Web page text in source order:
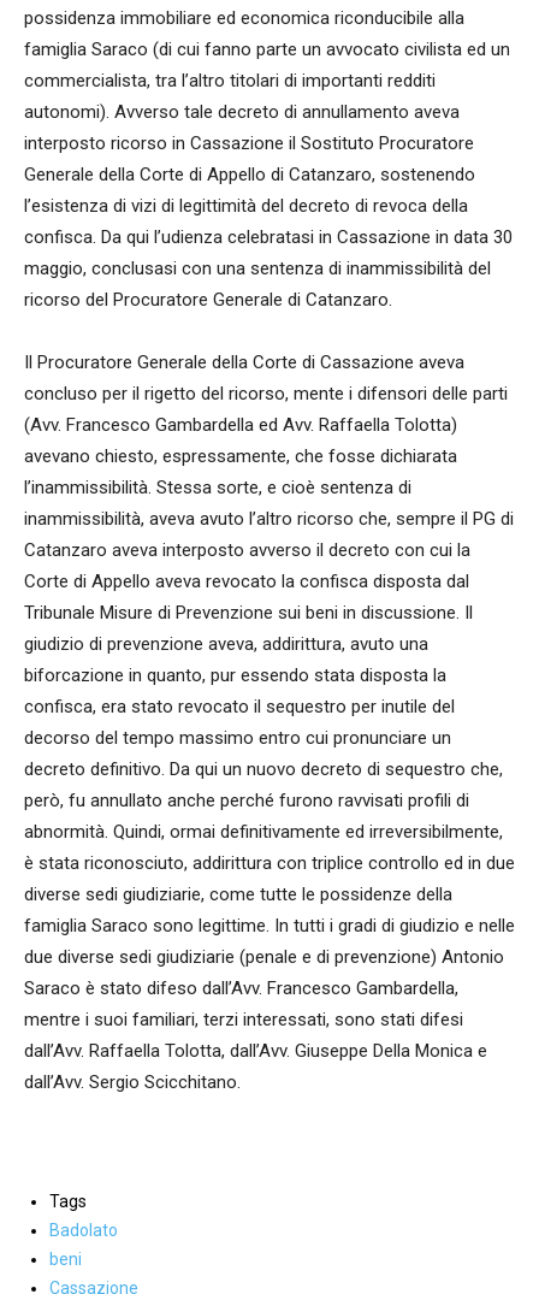
possidenza immobiliare ed economica riconducibile alla
famiglia Saraco (di cui fanno parte un avvocato civilista ed un
commercialista, tra l’altro titolari di importanti redditi
autonomi). Avverso tale decreto di annullamento aveva
interposto ricorso in Cassazione il Sostituto Procuratore
Generale della Corte di Appello di Catanzaro, sostenendo
l’esistenza di vizi di legittimità del decreto di revoca della
confisca. Da qui l’udienza celebratasi in Cassazione in data 30
maggio, conclusasi con una sentenza di inammissibilità del
ricorso del Procuratore Generale di Catanzaro.
Il Procuratore Generale della Corte di Cassazione aveva
concluso per il rigetto del ricorso, mente i difensori delle parti
(Avv. Francesco Gambardella ed Avv. Raffaella Tolotta)
avevano chiesto, espressamente, che fosse dichiarata
l’inammissibilità. Stessa sorte, e cioè sentenza di
inammissibilità, aveva avuto l’altro ricorso che, sempre il PG di
Catanzaro aveva interposto avverso il decreto con cui la
Corte di Appello aveva revocato la confisca disposta dal
Tribunale Misure di Prevenzione sui beni in discussione. Il
giudizio di prevenzione aveva, addirittura, avuto una
biforcazione in quanto, pur essendo stata disposta la
confisca, era stato revocato il sequestro per inutile del
decorso del tempo massimo entro cui pronunciare un
decreto definitivo. Da qui un nuovo decreto di sequestro che,
però, fu annullato anche perché furono ravvisati profili di
abnormità. Quindi, ormai definitivamente ed irreversibilmente,
è stata riconosciuto, addirittura con triplice controllo ed in due
diverse sedi giudiziarie, come tutte le possidenze della
famiglia Saraco sono legittime. In tutti i gradi di giudizio e nelle
due diverse sedi giudiziarie (penale e di prevenzione) Antonio
Saraco è stato difeso dall’Avv. Francesco Gambardella,
mentre i suoi familiari, terzi interessati, sono stati difesi
dall’Avv. Raffaella Tolotta, dall’Avv. Giuseppe Della Monica e
dall’Avv. Sergio Scicchitano.
Tags
Badolato
beni
Cassazione